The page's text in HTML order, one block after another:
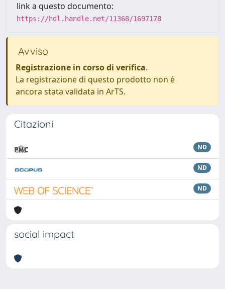
link a questo documento:
https://hdl.handle.net/11368/1697178
Avviso
Registrazione in corso di verifica.
La registrazione di questo prodotto non è
ancora stata validata in ArTS.
Citazioni
ND
ND
ND
social impact